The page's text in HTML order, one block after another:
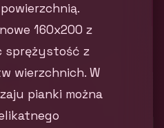
160x200 z
sprężystość z
wierzchnich. W
pianki można